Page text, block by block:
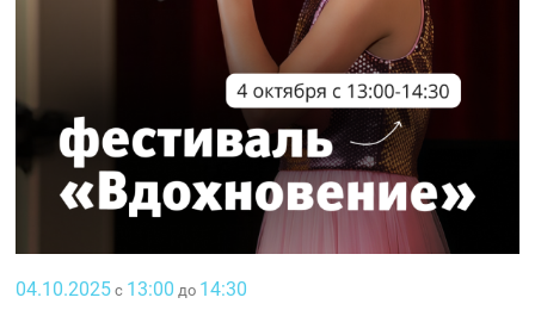
04.10.2025 с 13:00 до 14:30